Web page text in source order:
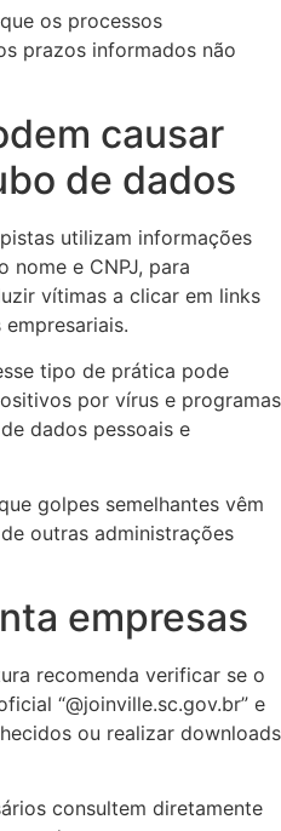
os processos
prazos informados não
causar
de dados
utilizam informações
nome e CNPJ, para
vítimas a clicar em links
tipo de prática pode
por vírus e programas
dados pessoais e
golpes semelhantes vêm
outras administrações
empresas
recomenda verificar se o
“@joinville.sc.gov.br” e
ou realizar downloads
consultem diretamente